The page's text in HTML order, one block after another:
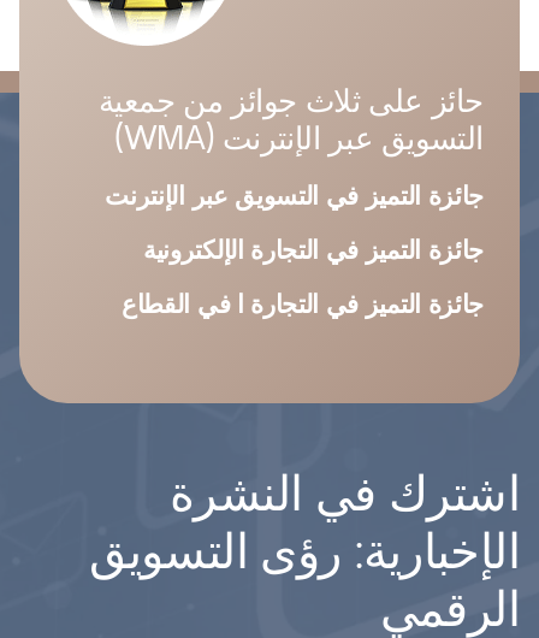
حائز على ثلاث جوائز من جمعية
التسويق عبر الإنترنت (WMA)
جائزة التميز في التسويق عبر الإنترنت
جائزة التميز في التجارة الإلكترونية
جائزة التميز في التجارة ا في القطاع
اشترك في النشرة
الإخبارية: رؤى التسويق
الرقمي